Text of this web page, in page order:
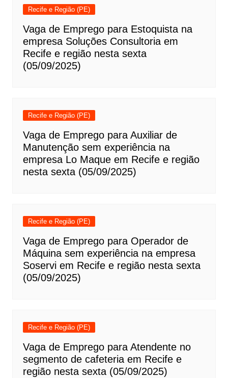
Recife e Região (PE)
Vaga de Emprego para Estoquista na
empresa Soluções Consultoria em
Recife e região nesta sexta
(05/09/2025)
Recife e Região (PE)
Vaga de Emprego para Auxiliar de
Manutenção sem experiência na
empresa Lo Maque em Recife e região
nesta sexta (05/09/2025)
Recife e Região (PE)
Vaga de Emprego para Operador de
Máquina sem experiência na empresa
Soservi em Recife e região nesta sexta
(05/09/2025)
Recife e Região (PE)
Vaga de Emprego para Atendente no
segmento de cafeteria em Recife e
região nesta sexta (05/09/2025)